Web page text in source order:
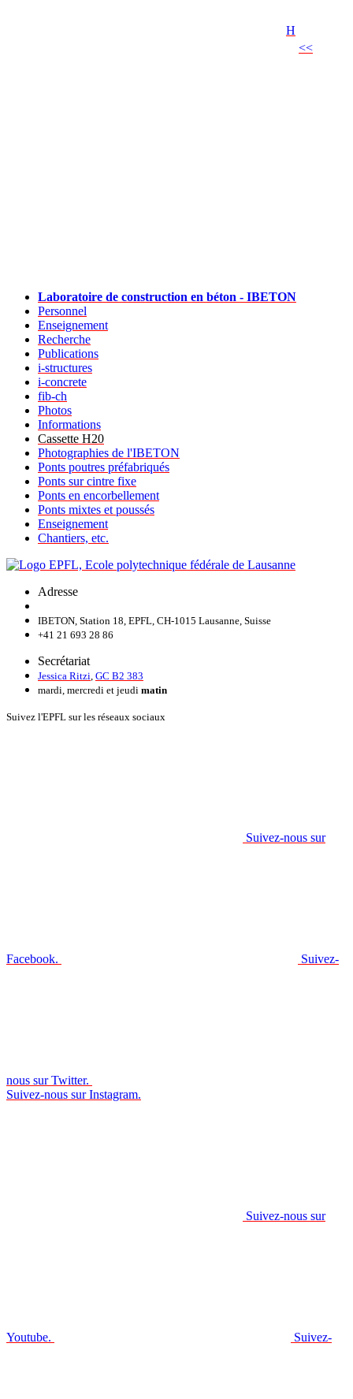
H
<<
Laboratoire de construction en béton - IBETON
Personnel
Enseignement
Recherche
Publications
i-structures
i-concrete
fib-ch
Photos
Informations
Cassette H20
Photographies de l'IBETON
Ponts poutres préfabriqués
Ponts sur cintre fixe
Ponts en encorbellement
Ponts mixtes et poussés
Enseignement
Chantiers, etc.
Adresse
IBETON, Station 18, EPFL, CH-1015 Lausanne, Suisse
+41 21 693 28 86
Secrétariat
Jessica Ritzi, GC B2 383
mardi, mercredi et jeudi matin
Suivez l'EPFL sur les réseaux sociaux
Suivez-nous sur
Facebook. Suivez-
nous sur Twitter.
Suivez-nous sur Instagram.
Suivez-nous sur
Youtube. Suivez-